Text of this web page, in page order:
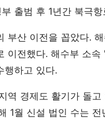
출범 후 1년간 북극
부산 이전을 꼽았다.
이전했다. 해수부 소
행하고 있다.
역 경제도 활기가 돌
1월 신설 법인 수는